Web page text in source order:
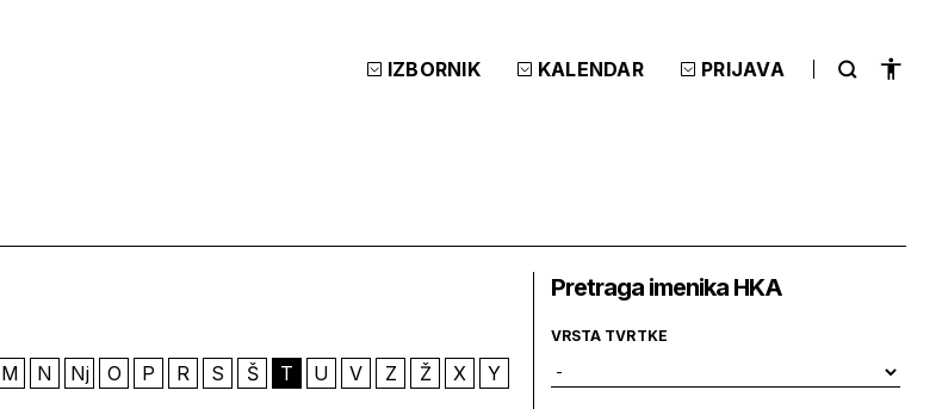
IZBORNIK KALENDAR PRIJAVA
M N Nj O P R S Š T U V Z Ž X Y
Pretraga imenika HKA
VRSTA TVRTKE